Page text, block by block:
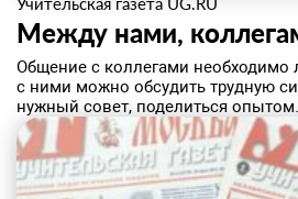
Между нами,
Общение с коллегами необходимо
с ними можно обсудить трудную
нужный совет, поделиться